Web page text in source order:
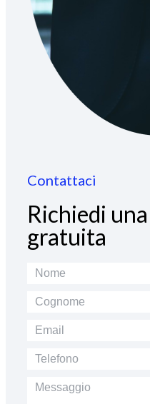
Contattaci
Richiedi
gratuita